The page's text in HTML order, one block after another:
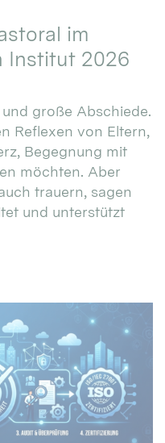
im
Institut 2026
große Abschiede.
Reflexen von Eltern,
Begegnung mit
möchten. Aber
trauern, sagen
und unterstützt